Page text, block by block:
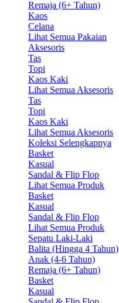
Remaja (6+ Tahun)
Kaos
Celana
Lihat Semua Pakaian
Aksesoris
Tas
Topi
Kaos Kaki
Lihat Semua Aksesoris
Tas
Topi
Kaos Kaki
Lihat Semua Aksesoris
Koleksi Selengkapnya
Basket
Kasual
Sandal & Flip Flop
Lihat Semua Produk
Basket
Kasual
Sandal & Flip Flop
Lihat Semua Produk
Sepatu Laki-Laki
Balita (Hingga 4 Tahun)
Anak (4-6 Tahun)
Remaja (6+ Tahun)
Basket
Kasual